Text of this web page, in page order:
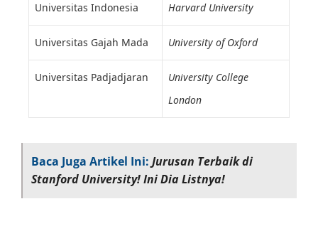
Universitas Indonesia Harvard University
Universitas Gajah Mada University of Oxford
Universitas Padjadjaran
University College
London
Baca Juga Artikel Ini: Jurusan Terbaik di
Stanford University! Ini Dia Listnya!